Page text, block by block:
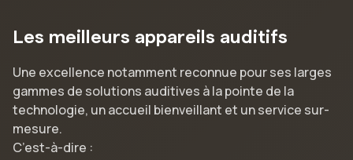
Les meilleurs appareils auditifs
Une excellence notamment reconnue pour ses larges
gammes de solutions auditives à la pointe de la
technologie, un accueil bienveillant et un service sur-
mesure.
C’est-à-dire :